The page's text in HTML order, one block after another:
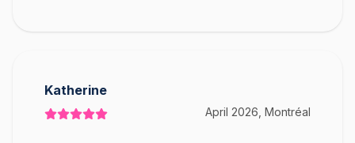
Katherine
April 2026, Montréal